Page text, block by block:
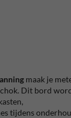
maak je
Dit bord
tijdens